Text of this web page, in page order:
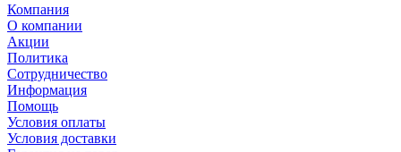
Компания
О компании
Акции
Политика
Сотрудничество
Информация
Помощь
Условия оплаты
Условия доставки